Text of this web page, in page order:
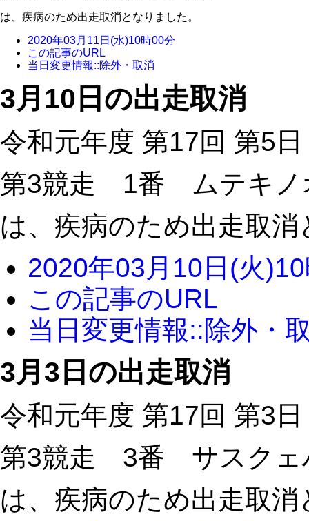
は、疾病のため出走取消となりました。
2020年03月11日(水)10時00分
この記事のURL
当日変更情報::除外・取消
3月10日の出走取消
令和元年度 第17回 第5日
第3競走 1番 ムテキノ
は、疾病のため出走取
2020年03月10日(火
この記事のURL
当日変更情報::除外・
3月3日の出走取消
令和元年度 第17回 第3日
第3競走 3番 サスクェ
は、疾病のため出走取